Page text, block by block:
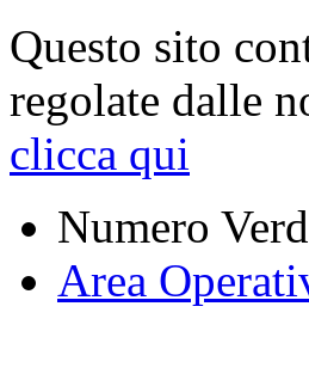
Questo sito
regolate dalle
clicca qui
Numero
Area